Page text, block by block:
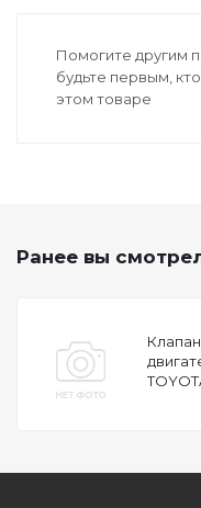
Помогите другим
будьте первым,
этом товаре
Ранее вы
Клапан